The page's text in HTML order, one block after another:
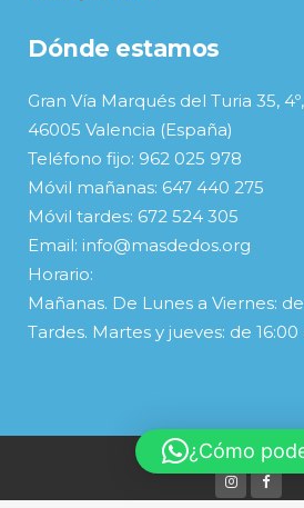
Dónde estamos
Gran Vía Marqués del Turia 35,
46005 Valencia (España)
Teléfono fijo: 962 025 978
Móvil mañanas: 647 440 275
Móvil tardes: 672 524 305
Email: info@masdedos.org
Horario:
Mañanas. De Lunes a Viernes:
Tardes. Martes y jueves: de 16:00
© Copyright
¿Cómo